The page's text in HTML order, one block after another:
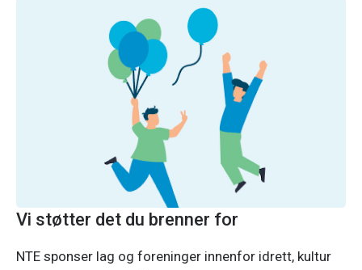
Vi støtter det du brenner for
NTE sponser lag og foreninger innenfor idrett, kultur